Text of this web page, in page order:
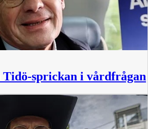
Tidö-sprickan i vårdfrågan